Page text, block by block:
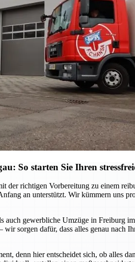
So starten Sie Ihren
der richtigen Vorbereitung zu einem
an unterstützt. Wir kümmern uns
auch gewerbliche Umzüge in Freiburg
sorgen dafür, dass alles genau nach
denn hier entscheidet sich, ob alles